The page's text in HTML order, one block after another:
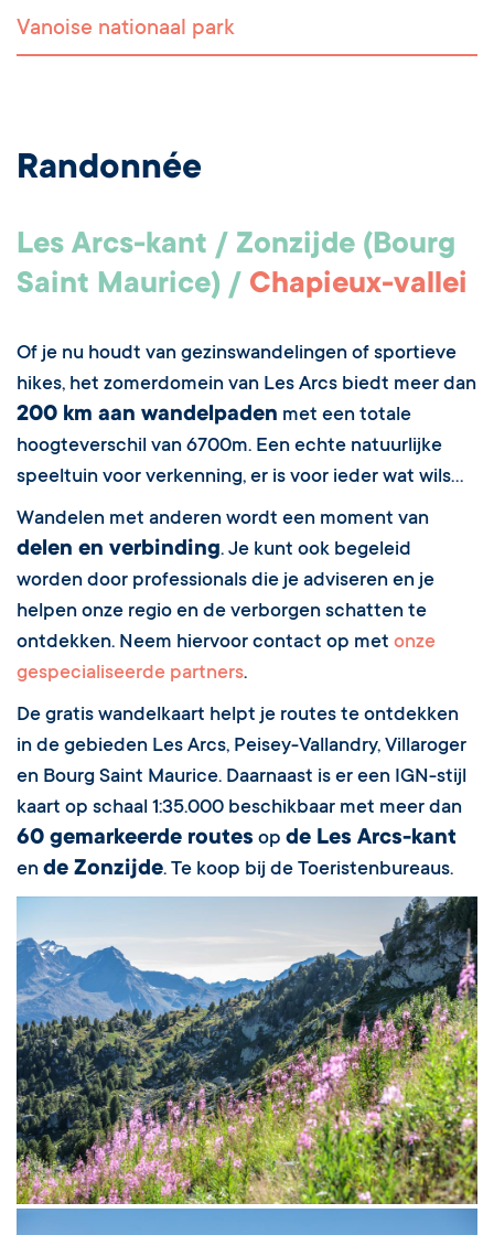
Vanoise nationaal park
Randonnée
Les Arcs-kant / Zonzijde (Bourg
Saint Maurice) / Chapieux-vallei
Of je nu houdt van gezinswandelingen of sportieve
hikes, het zomerdomein van Les Arcs biedt meer dan
200 km aan wandelpaden met een totale
hoogteverschil van 6700m. Een echte natuurlijke
speeltuin voor verkenning, er is voor ieder wat wils...
Wandelen met anderen wordt een moment van
delen en verbinding. Je kunt ook begeleid
worden door professionals die je adviseren en je
helpen onze regio en de verborgen schatten te
ontdekken. Neem hiervoor contact op met onze
gespecialiseerde partners.
De gratis wandelkaart helpt je routes te ontdekken
in de gebieden Les Arcs, Peisey-Vallandry, Villaroger
en Bourg Saint Maurice. Daarnaast is er een IGN-stijl
kaart op schaal 1:35.000 beschikbaar met meer dan
60 gemarkeerde routes op de Les Arcs-kant
en de Zonzijde. Te koop bij de Toeristenbureaus.